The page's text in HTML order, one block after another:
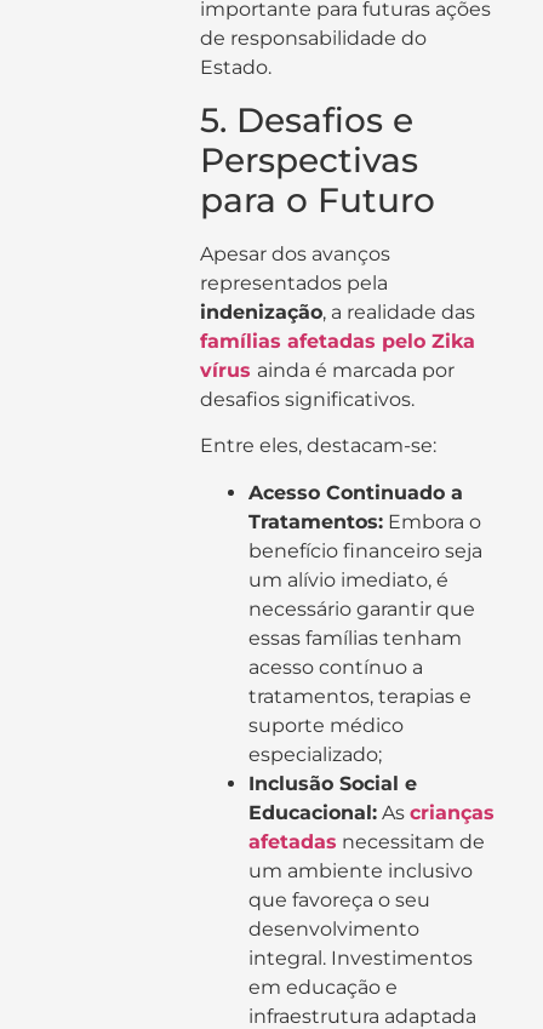
importante para futuras ações
de responsabilidade do
Estado.
5. Desafios e
Perspectivas
para o Futuro
Apesar dos avanços
representados pela
indenização, a realidade das
famílias afetadas pelo Zika
vírus ainda é marcada por
desafios significativos.
Entre eles, destacam-se:
Acesso Continuado a
Tratamentos: Embora o
benefício financeiro seja
um alívio imediato, é
necessário garantir que
essas famílias tenham
acesso contínuo a
tratamentos, terapias e
suporte médico
especializado;
Inclusão Social e
Educacional: As crianças
afetadas necessitam de
um ambiente inclusivo
que favoreça o seu
desenvolvimento
integral. Investimentos
em educação e
infraestrutura adaptada